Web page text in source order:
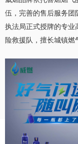
伍，完善的售后服务团
执法局正式授牌的专
险救援队，擅长城镇燃